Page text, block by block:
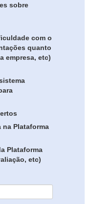
sobre
com o
quanto
empresa, etc)
na Plataforma
Plataforma
etc)